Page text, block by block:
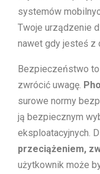
systemów
Twoje urządzenie
nawet gdy jesteś z
Bezpieczeństwo
zwrócić uwagę.
surowe normy
ją bezpiecznym
eksploatacyjnych.
przeciążeniem,
użytkownik może